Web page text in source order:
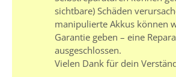
sichtbare) Schäden
manipulierte Akkus können
Garantie geben – eine
ausgeschlossen.
Vielen Dank für dein